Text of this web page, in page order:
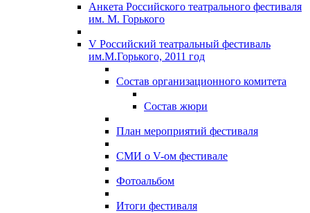
Анкета Российского театрального фестиваля
им. М. Горького
V Российский театральный фестиваль
им.М.Горького, 2011 год
Состав организационного комитета
Состав жюри
План мероприятий фестиваля
СМИ о V-ом фестивале
Фотоальбом
Итоги фестиваля